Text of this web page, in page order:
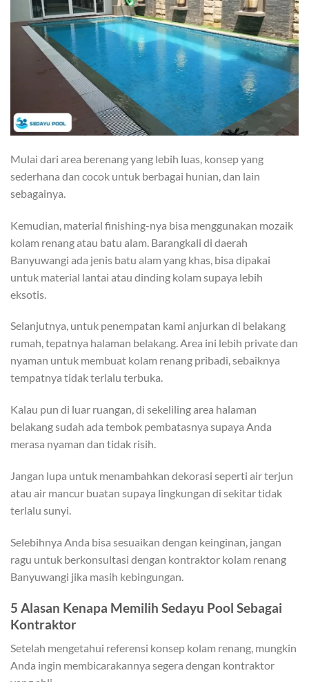
Mulai dari area berenang yang lebih luas, konsep yang
sederhana dan cocok untuk berbagai hunian, dan lain
sebagainya.
Kemudian, material finishing-nya bisa menggunakan mozaik
kolam renang atau batu alam. Barangkali di daerah
Banyuwangi ada jenis batu alam yang khas, bisa dipakai
untuk material lantai atau dinding kolam supaya lebih
eksotis.
Selanjutnya, untuk penempatan kami anjurkan di belakang
rumah, tepatnya halaman belakang. Area ini lebih private dan
nyaman untuk membuat kolam renang pribadi, sebaiknya
tempatnya tidak terlalu terbuka.
Kalau pun di luar ruangan, di sekeliling area halaman
belakang sudah ada tembok pembatasnya supaya Anda
merasa nyaman dan tidak risih.
Jangan lupa untuk menambahkan dekorasi seperti air terjun
atau air mancur buatan supaya lingkungan di sekitar tidak
terlalu sunyi.
Selebihnya Anda bisa sesuaikan dengan keinginan, jangan
ragu untuk berkonsultasi dengan kontraktor kolam renang
Banyuwangi jika masih kebingungan.
5 Alasan Kenapa Memilih Sedayu Pool Sebagai
Kontraktor
Setelah mengetahui referensi konsep kolam renang, mungkin
Anda ingin membicarakannya segera dengan kontraktor